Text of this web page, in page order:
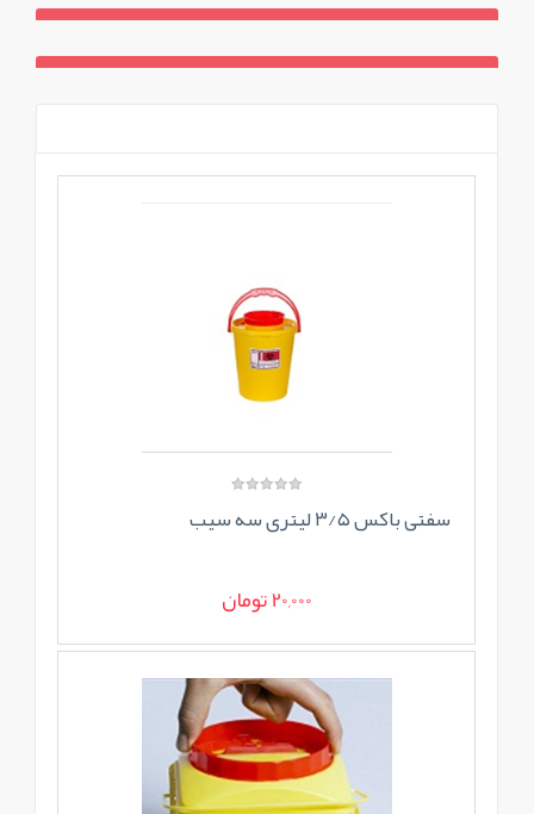
سفتی باکس ۳/۵ لیتری سه سیب
20,000 تومان